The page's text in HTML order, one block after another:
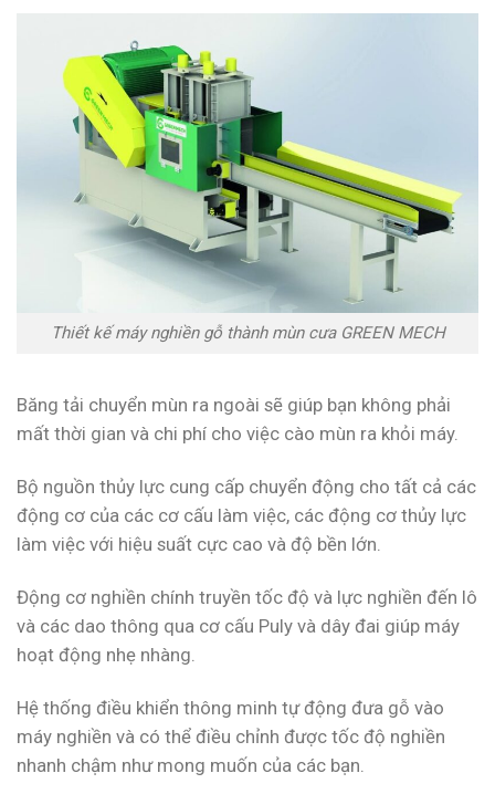
Thiết kế máy nghiền gỗ thành mùn cưa GREEN MECH
Băng tải chuyển mùn ra ngoài sẽ giúp bạn không phải
mất thời gian và chi phí cho việc cào mùn ra khỏi máy.
Bộ nguồn thủy lực cung cấp chuyển động cho tất cả các
động cơ của các cơ cấu làm việc, các động cơ thủy lực
làm việc với hiệu suất cực cao và độ bền lớn.
Động cơ nghiền chính truyền tốc độ và lực nghiền đến lô
và các dao thông qua cơ cấu Puly và dây đai giúp máy
hoạt động nhẹ nhàng.
Hệ thống điều khiển thông minh tự động đưa gỗ vào
máy nghiền và có thể điều chỉnh được tốc độ nghiền
nhanh chậm như mong muốn của các bạn.